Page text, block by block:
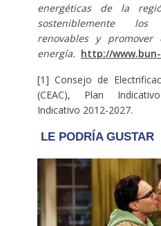
energéticas de la
sosteniblemente
renovables y
energía. http://
[1] Consejo de
(CEAC), Plan
Indicativo 2012-2027.